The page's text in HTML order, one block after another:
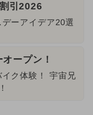
引2026
ーアイデア20選
ープン！
ク体験！ 宇宙兄